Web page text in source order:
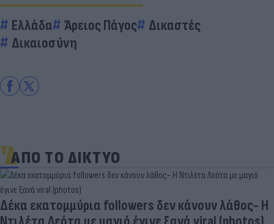
Ελλάδα Άρειος Πάγος
Δικαστές
Δικαιοσύνη
ΑΠΟ ΤΟ ΔΙΚΤΥΟ